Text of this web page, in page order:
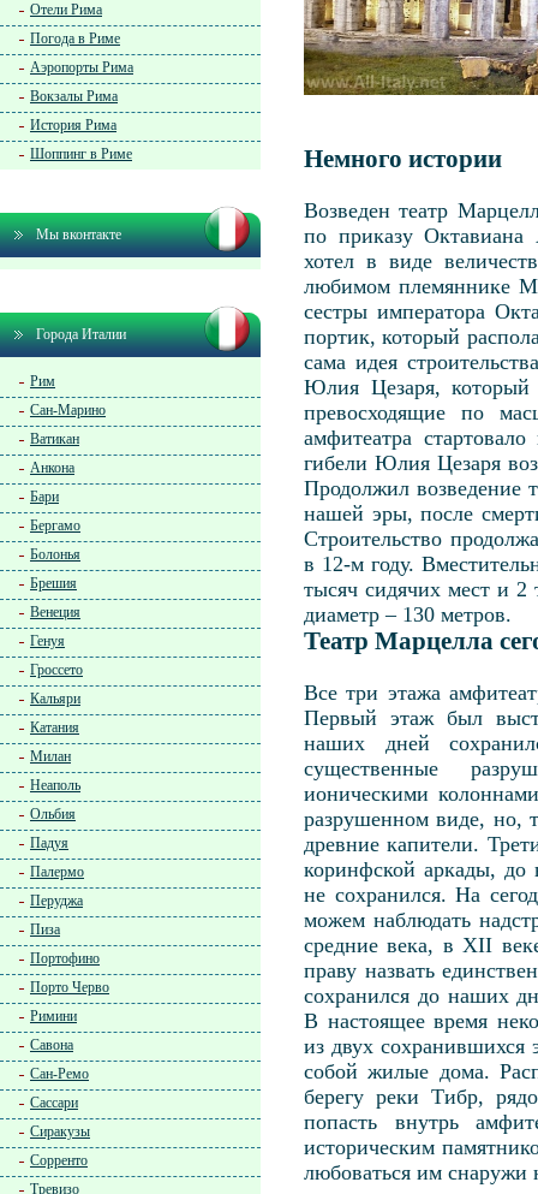
Немного истории
Возведен театр
по приказу Октавиана
хотел в виде
любимом племяннике
сестры императора
портик, который
сама идея
Юлия Цезаря, который
превосходящие по
амфитеатра
гибели Юлия Цезаря
Продолжил возведение
нашей эры, после
Строительство
в 12-м году.
тысяч сидячих мест и 2
диаметр – 130 метров.
Театр Марцелла
Все три этажа
Первый этаж был
наших дней
существенные
ионическими
разрушенном виде, но,
древние капители.
коринфской аркады,
не сохранился. На
можем наблюдать
средние века, в XII
праву назвать
сохранился до наших
В настоящее время
из двух сохранившихся
собой жилые дома.
берегу реки Тибр,
попасть внутрь
историческим
любоваться им снаружи
Отели Рима
Погода в Риме
Аэропорты Рима
Вокзалы Рима
История Рима
Шоппинг в Риме
Мы вконтакте
Города Италии
Рим
Сан-Марино
Ватикан
Анкона
Бари
Бергамо
Болонья
Брешия
Венеция
Генуя
Гроссето
Кальяри
Катания
Милан
Неаполь
Ольбия
Падуя
Палермо
Перуджа
Пиза
Портофино
Порто Черво
Римини
Савона
Сан-Ремо
Сассари
Сиракузы
Сорренто
Тревизо